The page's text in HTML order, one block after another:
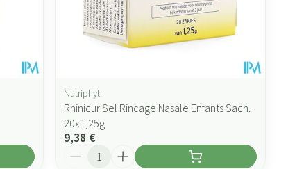
Nutriphyt
Rhinicur Sel Rincage Nasale Enfants Sach.
20x1,25g
9,38 €
Quantité